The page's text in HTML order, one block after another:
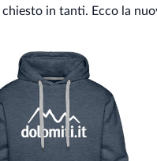
chiesto in tanti. Ecco la